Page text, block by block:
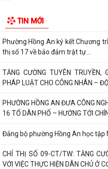
TIN MỚI
cho báo chí của Ủy ban nhân dân...
Phường Hồng An ký kết Chương
thị số 17 về bảo đảm trật tự...
TĂNG CƯỜNG TUYÊN TRUYỀN,
PHÁP LUẬT CHO CÔNG NHÂN –
PHƯỜNG HỒNG AN ĐƯA CÔNG
16 TỔ DÂN PHỐ – HƯỚNG TỚI
Đảng bộ phường Hồng An học tập
CHỈ THỊ SỐ 09-CT/TW: TĂNG
VỚI VIỆC THỰC HIỆN DÂN CHỦ Ở